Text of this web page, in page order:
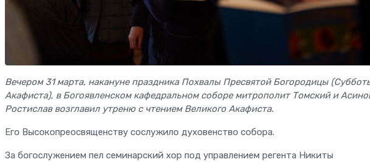
Вечером 31 марта, накануне праздника Похвалы Пресвятой Богородицы
Акафиста), в Богоявленском кафедральном соборе митрополит Томский и
Ростислав возглавил утреню с чтением Великого Акафиста.
Его Высокопреосвященству сослужило духовенство собора.
За богослужением пел семинарский хор под управлением регента Никиты